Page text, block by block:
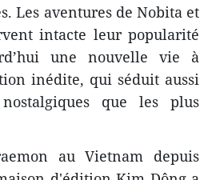
Les aventures de Nobita et
intacte leur popularité
une nouvelle vie à
inédite, qui séduit aussi
que les plus
au Vietnam depuis